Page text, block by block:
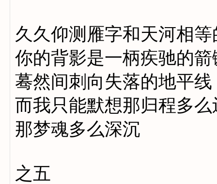
久久仰测雁字和天河相
你的背影是一柄疾驰的箭
蓦然间刺向失落的地平线
而我只能默想那归程多么
那梦魂多么深沉
之五